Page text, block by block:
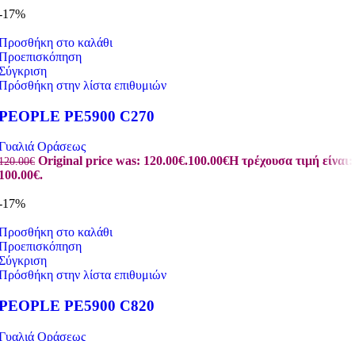
17%
στο καλάθι
στην λίστα επιθυμιών
PE5900 C270
Οράσεως
€ Original price was: 120.00€.100.00€Η τρέχουσα τιμή είναι:
17%
στο καλάθι
στην λίστα επιθυμιών
PE5900 C820
Οράσεως